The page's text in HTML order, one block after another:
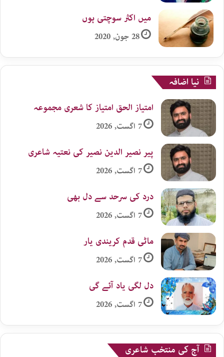
میں اکثر سوچتی ہوں
28 جون, 2020
نیا اضافہ
امتیاز الحق امتیاز کا شعری مجموعہ
7 اگست, 2026
پیر نصیر الدین نصیر کی نعتیہ شاعری
7 اگست, 2026
درد کی سرحد سے دل بھی
7 اگست, 2026
ماٹی قدم کریندی یار
7 اگست, 2026
دل لگی یاد آئے گی
7 اگست, 2026
آج کی منتخب شاعری